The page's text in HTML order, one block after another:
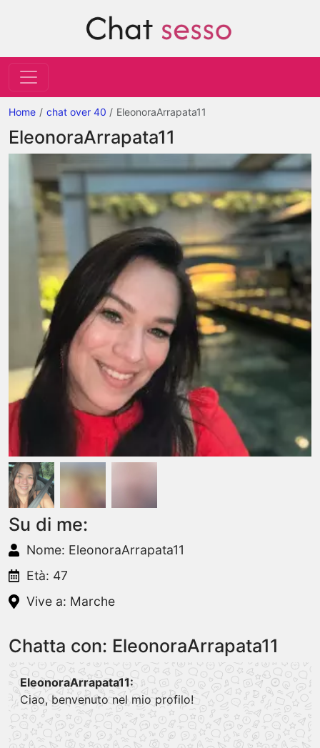
Home chat over 40 EleonoraArrapata11
EleonoraArrapata11
Su di me:
Nome: EleonoraArrapata11
Età: 47
Vive a: Marche
Chatta con: EleonoraArrapata11
EleonoraArrapata11:
Ciao, benvenuto nel mio profilo!